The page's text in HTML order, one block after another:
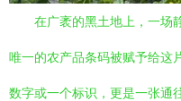
在广袤的黑土地上，一场
唯一的农产品条码被赋予给这
数字或一个标识，更是一张通